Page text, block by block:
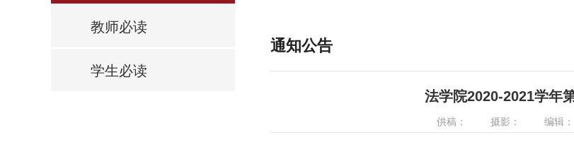
教师必读
学生必读
通知公告
法学院2020-2021学年
供稿： 摄影： 编辑：